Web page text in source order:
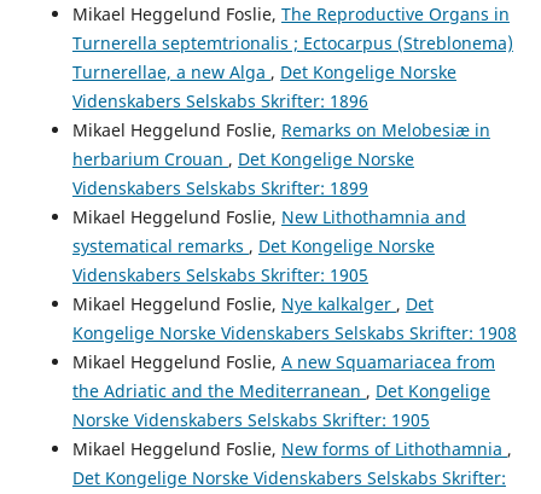
Mikael Heggelund Foslie, The Reproductive Organs in
Turnerella septemtrionalis ; Ectocarpus (Streblonema)
Turnerellae, a new Alga , Det Kongelige Norske
Videnskabers Selskabs Skrifter: 1896
Mikael Heggelund Foslie, Remarks on Melobesiæ in
herbarium Crouan , Det Kongelige Norske
Videnskabers Selskabs Skrifter: 1899
Mikael Heggelund Foslie, New Lithothamnia and
systematical remarks , Det Kongelige Norske
Videnskabers Selskabs Skrifter: 1905
Mikael Heggelund Foslie, Nye kalkalger , Det
Kongelige Norske Videnskabers Selskabs Skrifter: 1908
Mikael Heggelund Foslie, A new Squamariacea from
the Adriatic and the Mediterranean , Det Kongelige
Norske Videnskabers Selskabs Skrifter: 1905
Mikael Heggelund Foslie, New forms of Lithothamnia ,
Det Kongelige Norske Videnskabers Selskabs Skrifter: